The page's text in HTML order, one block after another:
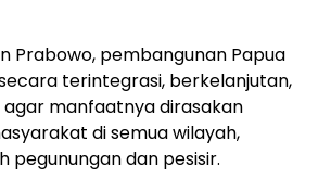
Prabowo, pembangunan Papua
terintegrasi, berkelanjutan,
manfaatnya dirasakan
di semua wilayah,
pegunungan dan pesisir.